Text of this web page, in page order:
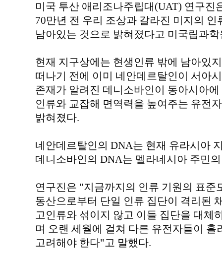
미국 투산 애리조나주립대(UAT) 연구진
70만년 전 우리 조상과 갈라진 미지의
남아있는 것으로 밝혀졌다고 미국립과
현재 지구상에는 현생인류 밖에 남아있
떠나기 전에 이미 네안데르탈인이 서아
존재가 알려진 데니소바인이 동아시아
인류와 교잡해 면역력을 높여주는 유전
밝혀졌다.
네안데르탈인의 DNA는 현재 유라시아
데니소바인의 DNA는 멜라네시아 주민
연구진은 "지금까지의 인류 기원의 표준
동산으로부터 단일 인류 집단이 격리된
고인류와 섞이지 않고 이들 집단을 대체
며 오랜 세월에 걸쳐 다른 유전자들이
고려해야 한다"고 말했다.